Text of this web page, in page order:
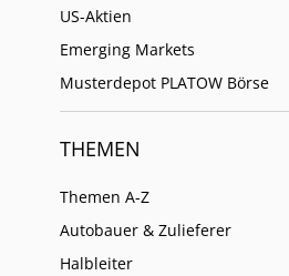
US-Aktien
Emerging Markets
Musterdepot PLATOW Börse
THEMEN
Themen A-Z
Autobauer & Zulieferer
Halbleiter